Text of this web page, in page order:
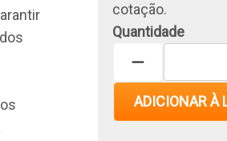
cotação.
Quantidade
ADICIONAR À